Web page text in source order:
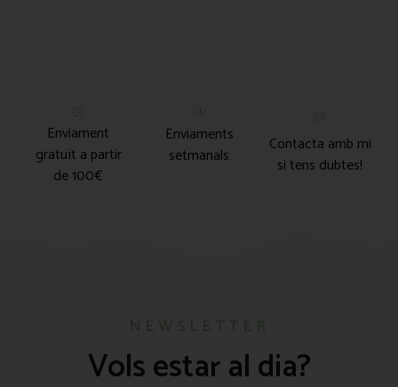
Enviament
gratuït a partir
de 100€
Enviaments
setmanals
Contacta amb mi
si tens dubtes!
Vols estar al dia?